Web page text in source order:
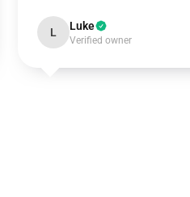
L Luke
Verified owner